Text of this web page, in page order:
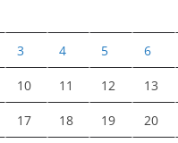
3 4 5 6
10 11 12 13
17 18 19 20